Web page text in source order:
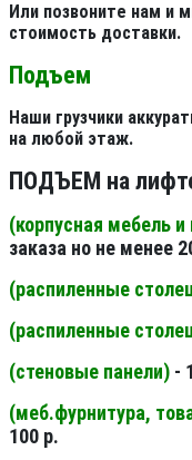
Или позвоните нам и
стоимость доставки.
Подъем
Наши грузчики
на любой этаж.
ПОДЪЕМ на
(корпусная мебель
заказа но не менее
(распиленные
(распиленные
(стеновые панели) -
(меб.фурнитура,
100 р.